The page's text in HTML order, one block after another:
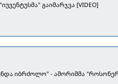
გაიმარჯვა [VIDEO]
იბრძოლო" - ამორიმმა